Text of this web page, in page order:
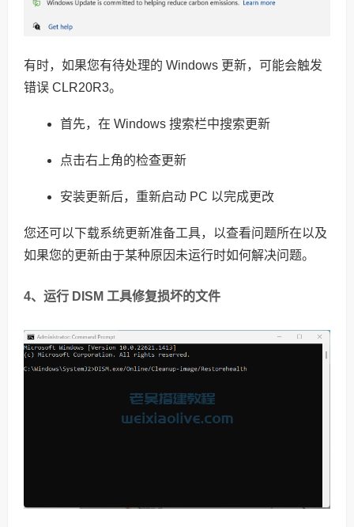
有时，如果您有待处理的 Windows 更新，可能会触发
错误 CLR20R3。
首先，在 Windows 搜索栏中搜索更新
点击右上角的检查更新
安装更新后，重新启动 PC 以完成更改
您还可以下载系统更新准备工具，以查看问题所在以及
如果您的更新由于某种原因未运行时如何解决问题。
4、运行 DISM 工具修复损坏的文件